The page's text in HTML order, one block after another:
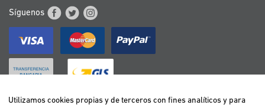
Síguenos
Utilizamos cookies propias y de terceros con fines analíticos y para